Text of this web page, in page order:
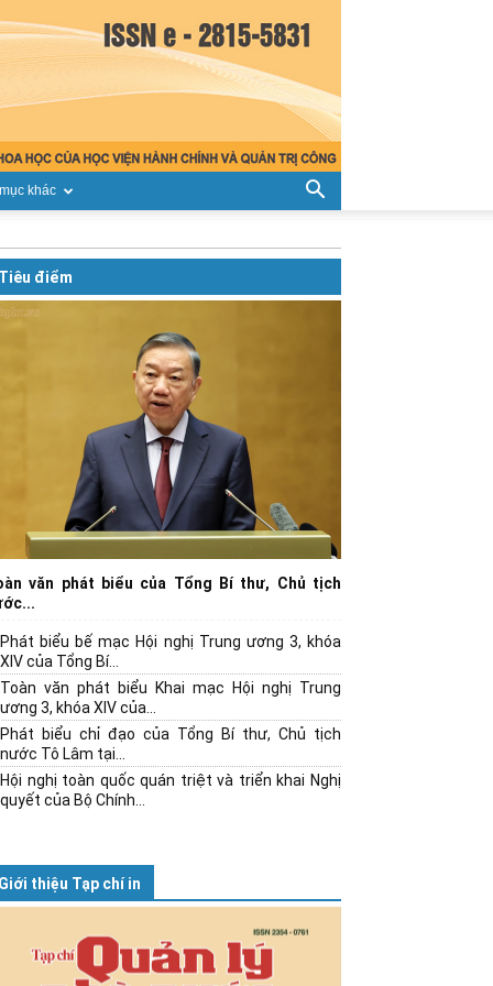
khác
Tiêu điểm
văn phát biểu của Tổng Bí thư, Chủ tịch
Phát biểu bế mạc Hội nghị Trung ương 3, khóa
XIV của Tổng Bí...
Toàn văn phát biểu Khai mạc Hội nghị Trung
ương 3, khóa XIV của...
Phát biểu chỉ đạo của Tổng Bí thư, Chủ tịch
nước Tô Lâm tại...
Hội nghị toàn quốc quán triệt và triển khai Nghị
quyết của Bộ Chính...
Giới thiệu Tạp chí in